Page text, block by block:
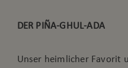
DER PIÑA-GHUL-ADA
Unser heimlicher Favorit